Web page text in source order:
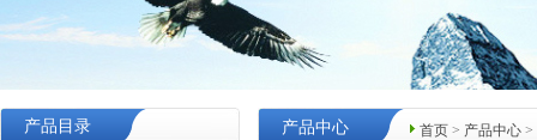
产品目录 首页 > 产品中心 >
产品中心